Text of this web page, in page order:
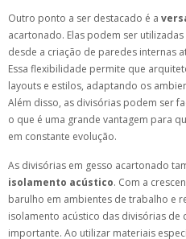
Outro ponto a ser destacado é a
acartonado. Elas podem ser
desde a criação de paredes internas
Essa flexibilidade permite que
layouts e estilos, adaptando os
Além disso, as divisórias podem ser
o que é uma grande vantagem para
em constante evolução.
As divisórias em gesso acartonado
isolamento acústico. Com a
barulho em ambientes de trabalho e
isolamento acústico das divisórias de
importante. Ao utilizar materiais